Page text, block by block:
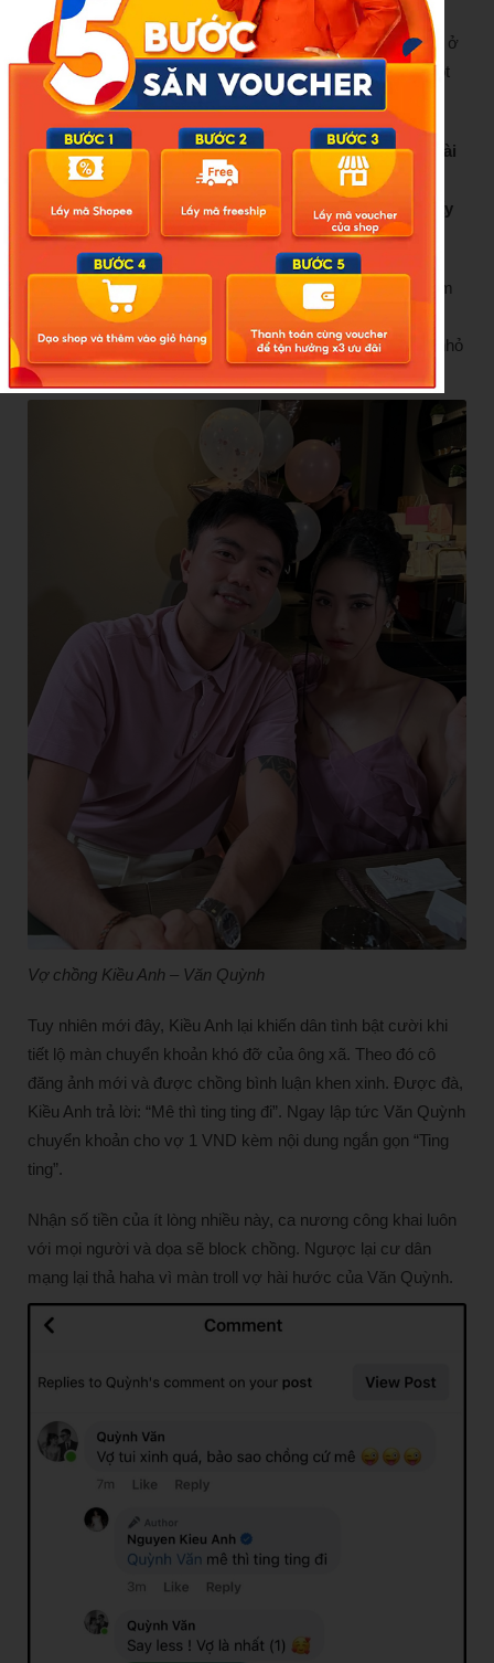
Nên Kiều Anh nghĩ là với một cái năng lượng như thế này, ở
trong hoàn cảnh như thế nào, mình cũng có thể xây lại một
cái như bây giờ”, cô giãi bày trên Ngoisao.net.
Trước đó, báo Phụ Nữ Mới ngày 26/09/2023 cũng có bài
đăng với thông tin: “Được chồng thiếu gia hào phóng
ting ting, ca nương Kiều Anh thốt lên 2 từ khi nhìn thấy
số tiền”. Nội dung được báo đưa như sau:
Ca nương Kiều Anh và thiếu gia Văn Quỳnh vốn được xem
là cặp đôi ngọt ngào nhất nhì cõi mạng. Cả hai thoải mái
công khai sự quan tâm dành cho đối phương, từ chuyện nhỏ
nhất như bữa ăn đến những món quà xịn xò.
Vợ chồng Kiều Anh – Văn Quỳnh
Tuy nhiên mới đây, Kiều Anh lại khiến dân tình bật cười khi
tiết lộ màn chuyển khoản khó đỡ của ông xã. Theo đó cô
đăng ảnh mới và được chồng bình luận khen xinh. Được đà,
Kiều Anh trả lời: “Mê thì ting ting đi”. Ngay lập tức Văn Quỳnh
chuyển khoản cho vợ 1 VND kèm nội dung ngắn gọn “Ting
ting”.
Nhận số tiền của ít lòng nhiều này, ca nương công khai luôn
với mọi người và dọa sẽ block chồng. Ngược lại cư dân
mạng lại thả haha vì màn troll vợ hài hước của Văn Quỳnh.